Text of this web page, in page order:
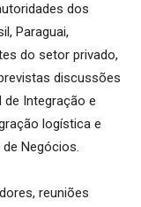
dos
Paraguai,
do setor privado,
discussões
de Integração e
logística e
Negócios.
reuniões